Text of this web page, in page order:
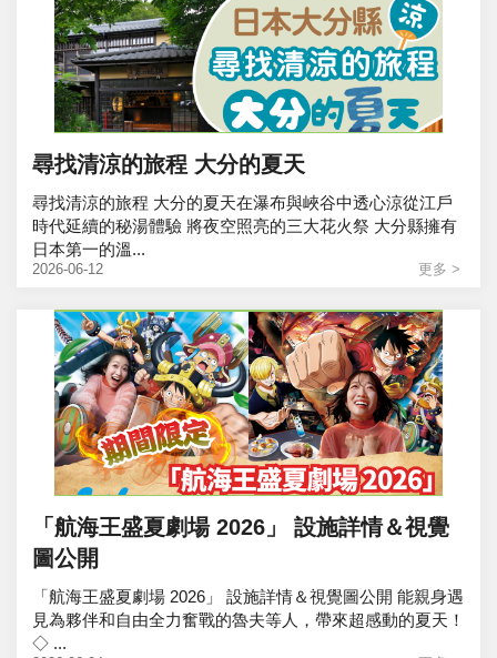
尋找清涼的旅程 大分的夏天
尋找清涼的旅程 大分的夏天在瀑布與峽谷中透心涼從江戶
時代延續的秘湯體驗 將夜空照亮的三大花火祭 大分縣擁有
日本第一的溫...
2026-06-12 更多 >
「航海王盛夏劇場 2026」 設施詳情＆視覺
圖公開
「航海王盛夏劇場 2026」 設施詳情＆視覺圖公開 能親身遇
見為夥伴和自由全力奮戰的魯夫等人，帶來超感動的夏天！
◇ ...